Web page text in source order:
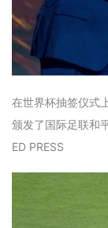
在世界杯抽签仪式
颁发了国际足联和
ED PRESS